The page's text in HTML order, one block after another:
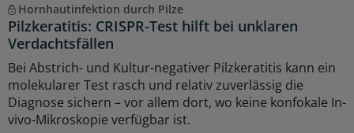
Hornhautinfektion durch Pilze
Pilzkeratitis: CRISPR-Test hilft bei unklaren
Verdachtsfällen
Bei Abstrich- und Kultur-negativer Pilzkeratitis kann ein
molekularer Test rasch und relativ zuverlässig die
Diagnose sichern – vor allem dort, wo keine konfokale In-
vivo-Mikroskopie verfügbar ist.